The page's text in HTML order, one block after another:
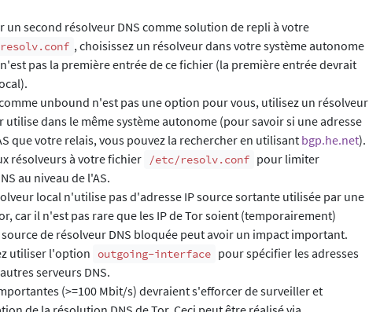
un second résolveur DNS comme solution de repli à votre
, choisissez un résolveur dans votre système autonome
pas la première entrée de ce fichier (la première entrée devrait
unbound n'est pas une option pour vous, utilisez un résolveur
dans le même système autonome (pour savoir si une adresse
que votre relais, vous pouvez la rechercher en utilisant bgp.he.net).
résolveurs à votre fichier
/etc/resolv.conf pour limiter
au niveau de l'AS.
local n'utilise pas d'adresse IP source sortante utilisée par une
car il n'est pas rare que les IP de Tor soient (temporairement)
de résolveur DNS bloquée peut avoir un impact important.
utiliser l'option outgoing-interface pour spécifier les adresses
serveurs DNS.
(>=100 Mbit/s) devraient s'efforcer de surveiller et